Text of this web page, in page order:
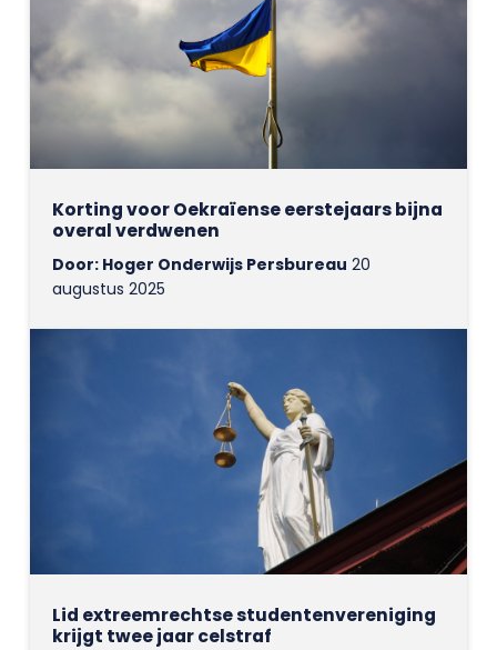
Korting voor Oekraïense eerstejaars bijna
overal verdwenen
Door: Hoger Onderwijs Persbureau 20
augustus 2025
Lid extreemrechtse studentenvereniging
krijgt twee jaar celstraf